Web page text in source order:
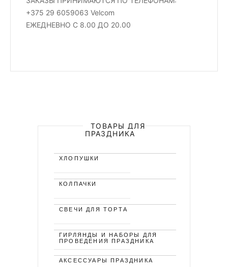
+375 29 6059063 Velcom
ЕЖЕДНЕВНО С 8.00 ДО 20.00
ТОВАРЫ ДЛЯ
ПРАЗДНИКА
ХЛОПУШКИ
КОЛПАЧКИ
СВЕЧИ ДЛЯ ТОРТА
ГИРЛЯНДЫ И НАБОРЫ ДЛЯ
ПРОВЕДЕНИЯ ПРАЗДНИКА
АКСЕССУАРЫ ПРАЗДНИКА